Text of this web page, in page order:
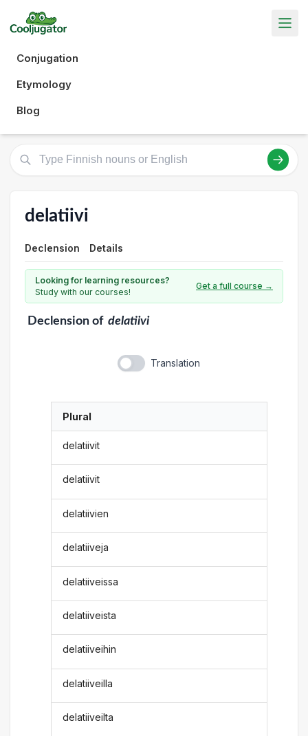
Conjugation
Etymology
Blog
delatiivi
Declension Details
Looking for learning resources?
Study with our courses!
Get a full course →
Declensionof delatiivi
Translation
Plural
delatiivit
delatiivit
delatiivien
delatiiveja
delatiiveissa
delatiiveista
delatiiveihin
delatiiveilla
delatiiveilta